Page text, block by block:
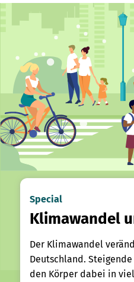
Special
Klimawandel
Der Klimawandel
Deutschland.
den Körper dabei in